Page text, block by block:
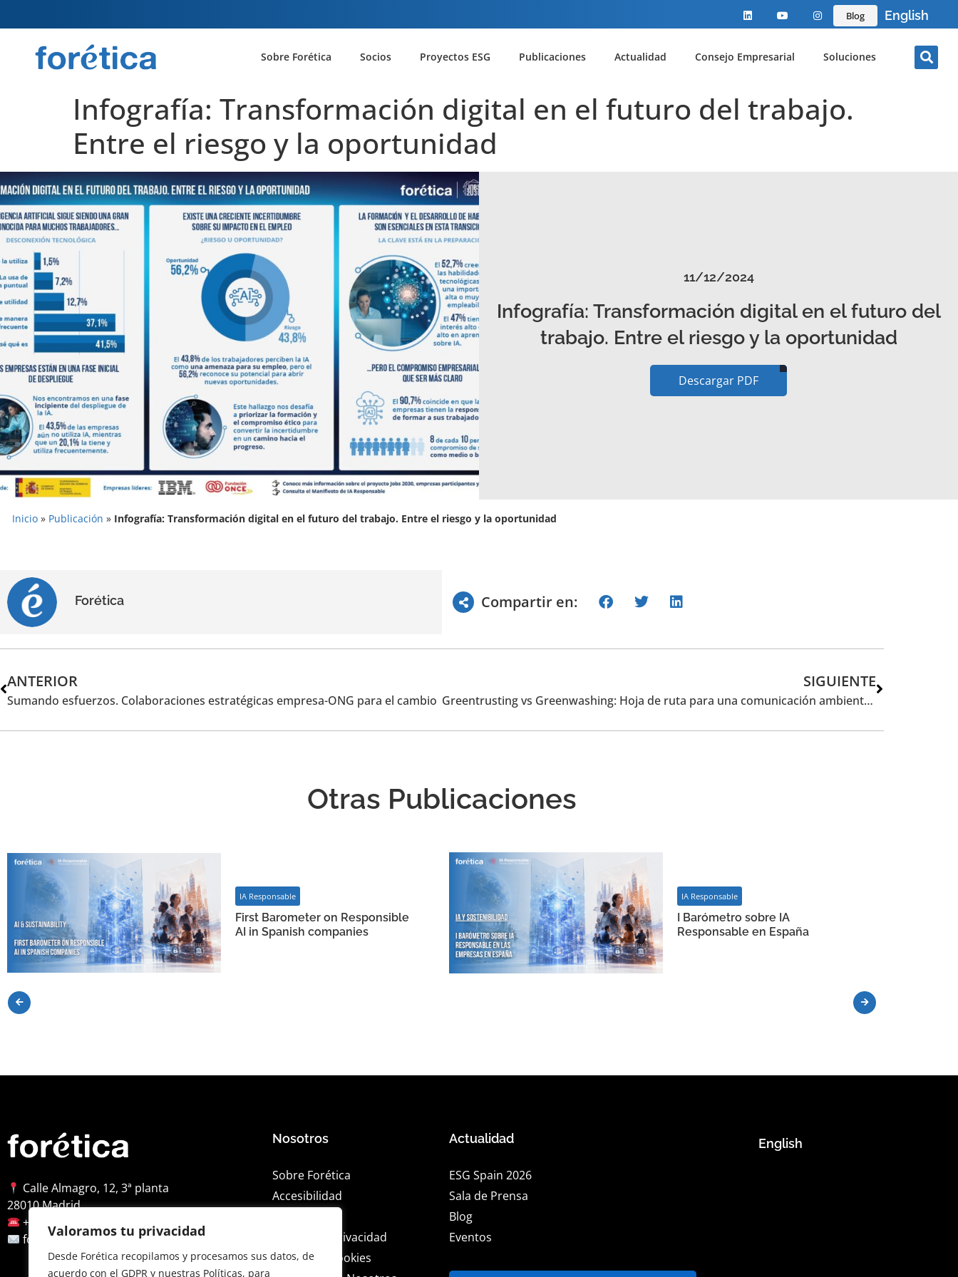
Valoramos tu privacidad
Desde Forética recopilamos y procesamos sus datos, de
acuerdo con el GDPR y nuestras Políticas, para
Blog English
Sobre Forética Socios Proyectos ESG Publicaciones Actualidad Consejo Empresarial Soluciones
Infografía: Transformación digital en el futuro del trabajo.
Entre el riesgo y la oportunidad
11/12/2024
Infografía: Transformación digital en el futuro del
trabajo. Entre el riesgo y la oportunidad
Descargar PDF
Inicio » Publicación » Infografía: Transformación digital en el futuro del trabajo. Entre el riesgo y la oportunidad
Forética Compartir en:
ANTERIOR
Sumando esfuerzos. Colaboraciones estratégicas empresa-ONG para el cambio
SIGUIENTE
Greentrusting vs Greenwashing: Hoja de ruta para una comunicación ambiental responsable
Otras Publicaciones
IA Responsable
First Barometer on Responsible
AI in Spanish companies
IA Responsable
I Barómetro sobre IA
Responsable en España
Calle Almagro, 12, 3ª planta
28010 Madrid
+34 91 522 79 46
foretica@foretica.es
Nosotros
Sobre Forética
Accesibilidad
Política de privacidad
Política de cookies
Actualidad
ESG Spain 2026
Sala de Prensa
Blog
Eventos
English